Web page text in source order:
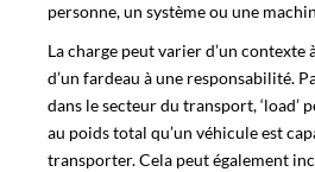
personne, un système ou une
La charge peut varier d’un contexte
d’un fardeau à une responsabilité.
dans le secteur du transport, ‘load’
au poids total qu’un véhicule est
transporter. Cela peut également